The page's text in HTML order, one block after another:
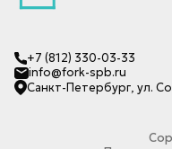
+7 (812) 330-03-33
info@fork-spb.ru
Санкт-Петербург, ул.